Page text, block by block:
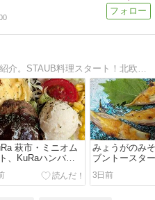
時短料理を、画像付きレシピで紹介。STAUB料理スタート！北欧食器、出身地である萩焼はじめ、お気に入り器あり。
萩市・ミニオム
、KuRaハンバー
スト。
みょうがのみ
ブントースタ
ドメニュー！
3日前